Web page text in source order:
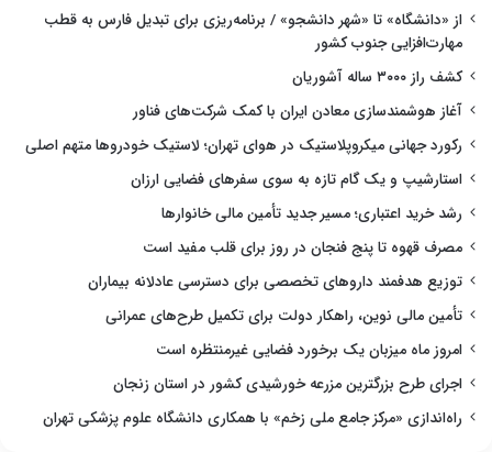
از «دانشگاه» تا «شهر دانشجو» / برنامه‌ریزی برای تبدیل فارس به قطب
مهارت‌افزایی جنوب کشور
کشف راز ۳۰۰۰ ساله آشوریان
آغاز هوشمندسازی معادن ایران با کمک شرکت‌های فناور
رکورد جهانی میکروپلاستیک در هوای تهران؛ لاستیک خودروها متهم اصلی
استارشیپ و یک گام تازه به سوی سفرهای فضایی ارزان
رشد خرید اعتباری؛ مسیر جدید تأمین مالی خانوارها
مصرف قهوه تا پنج فنجان در روز برای قلب مفید است
توزیع هدفمند داروهای تخصصی برای دسترسی عادلانه بیماران
تأمین مالی نوین، راهکار دولت برای تکمیل طرح‌های عمرانی
امروز ماه میزبان یک برخورد فضایی غیرمنتظره است
اجرای طرح بزرگترین مزرعه خورشیدی کشور در استان زنجان
راه‌اندازی «مرکز جامع ملی زخم» با همکاری دانشگاه علوم پزشکی تهران